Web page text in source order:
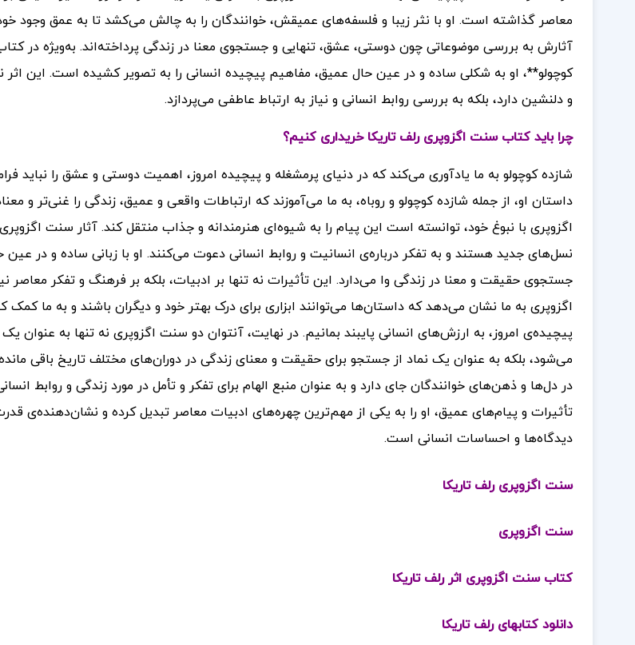
معاصر گذاشته است. او با نثر زیبا و فلسفه‌های عمیقش، خوانندگان را به چالش می‌کشد تا به عمق وجود
آثارش به بررسی موضوعاتی چون دوستی، عشق، تنهایی و جستجوی معنا در زندگی پرداخته‌اند. به‌ویژه در
کوچولو**، او به شکلی ساده و در عین حال عمیق، مفاهیم پیچیده انسانی را به تصویر کشیده است. این اثر
و دلنشین دارد، بلکه به بررسی روابط انسانی و نیاز به ارتباط عاطفی می‌پردازد.
چرا باید کتاب سنت اگزوپری رلف تاریکا خریداری کنیم؟
شازده کوچولو به ما یادآوری می‌کند که در دنیای پرمشغله و پیچیده امروز، اهمیت دوستی و عشق را
داستان او، از جمله شازده کوچولو و روباه، به ما می‌آموزند که ارتباطات واقعی و عمیق، زندگی را غنی‌تر و
اگزوپری با نبوغ خود، توانسته است این پیام را به شیوه‌ای هنرمندانه و جذاب منتقل کند.آثار سنت
نسل‌های جدید هستند و به تفکر درباره‌ی انسانیت و روابط انسانی دعوت می‌کنند. او با زبانی ساده و در عین
جستجوی حقیقت و معنا در زندگی وا می‌دارد. این تأثیرات نه تنها بر ادبیات، بلکه بر فرهنگ و تفکر
اگزوپری به ما نشان می‌دهد که داستان‌ها می‌توانند ابزاری برای درک بهتر خود و دیگران باشند و به ما کمک
پیچیده‌ی امروز، به ارزش‌های انسانی پایبند بمانیم.در نهایت، آنتوان دو سنت اگزوپری نه تنها به عنوان
می‌شود، بلکه به عنوان یک نماد از جستجو برای حقیقت و معنای زندگی در دوران‌های مختلف تاریخ باقی
در دل‌ها و ذهن‌های خوانندگان جای دارد و به عنوان منبع الهام برای تفکر و تأمل در مورد زندگی و روابط
تأثیرات و پیام‌های عمیق، او را به یکی از مهم‌ترین چهره‌های ادبیات معاصر تبدیل کرده و نشان‌دهنده‌ی
دیدگاه‌ها و احساسات انسانی است.
سنت اگزوپری رلف تاریکا
سنت اگزوپری
کتاب سنت اگزوپری اثر رلف تاریکا
دانلود کتابهای رلف تاریکا